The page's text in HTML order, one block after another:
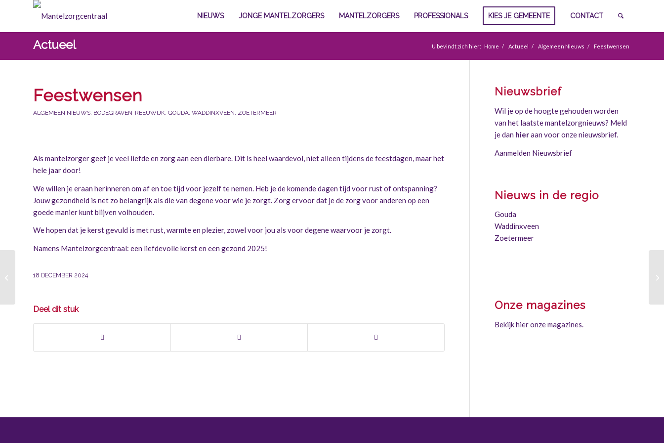
NIEUWS JONGE MANTELZORGERS MANTELZORGERS PROFESSIONALS KIES JE GEMEENTE CONTACT
Actueel U bevindt zich hier: Home / Actueel / Algemeen Nieuws / Feestwensen
Feestwensen
ALGEMEEN NIEUWS, BODEGRAVEN-REEUWIJK, GOUDA, WADDINXVEEN, ZOETERMEER
Als mantelzorger geef je veel liefde en zorg aan een dierbare. Dit is heel waardevol, niet alleen tijdens de feestdagen, maar het
hele jaar door!
We willen je eraan herinneren om af en toe tijd voor jezelf te nemen. Heb je de komende dagen tijd voor rust of ontspanning?
Jouw gezondheid is net zo belangrijk als die van degene voor wie je zorgt. Zorg ervoor dat je de zorg voor anderen op een
goede manier kunt blijven volhouden.
We hopen dat je kerst gevuld is met rust, warmte en plezier, zowel voor jou als voor degene waarvoor je zorgt.
Namens Mantelzorgcentraal: een liefdevolle kerst en een gezond 2025!
18 DECEMBER 2024
Deel dit stuk
Nieuwsbrief
Wil je op de hoogte gehouden worden
van het laatste mantelzorgnieuws? Meld
je dan hieraan voor onze nieuwsbrief.
Aanmelden Nieuwsbrief
Nieuws in de regio
Gouda
Waddinxveen
Zoetermeer
Onze magazines
Bekijk hier onze magazines.
Parkinson Café Reeuwijk presenteert